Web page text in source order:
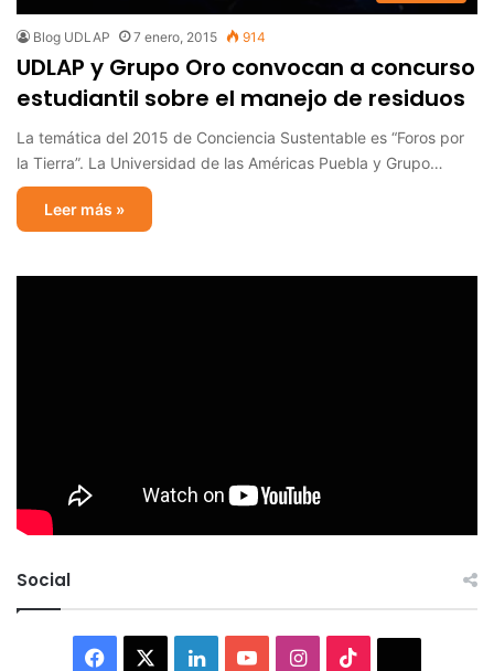
Blog UDLAP 7 enero, 2015 914
UDLAP y Grupo Oro convocan a concurso
estudiantil sobre el manejo de residuos
La temática del 2015 de Conciencia Sustentable es “Foros por
la Tierra”. La Universidad de las Américas Puebla y Grupo…
Leer más »
Social
Facebook LinkedInYouTubeInstagram